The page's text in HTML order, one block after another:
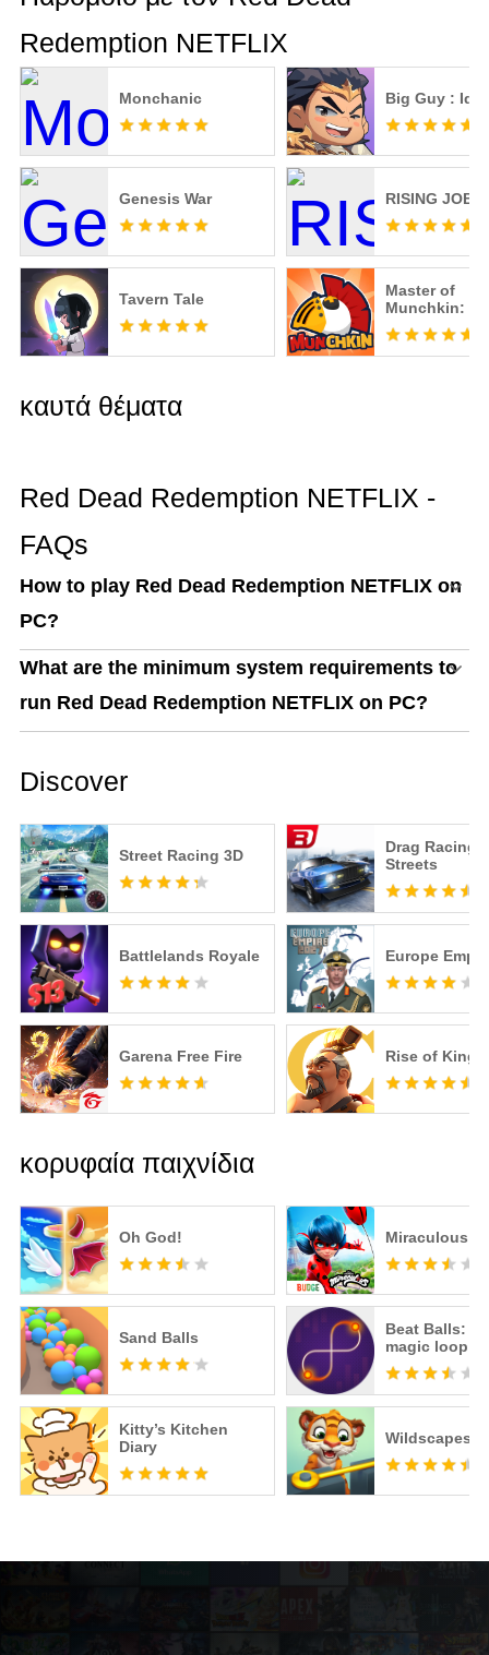
Redemption NETFLIX
Monchanic Big Guy : Idle
Genesis War RISING
Tavern Tale
Master of
Munchkin:
καυτά θέματα
Red Dead Redemption NETFLIX -
FAQs
How to play Red Dead Redemption NETFLIX on
PC?
What are the minimum system requirements to
run Red Dead Redemption NETFLIX on PC?
Discover
Street Racing 3D
Drag Racing:
Streets
Battlelands Royale Europe
Garena Free Fire Rise of
κορυφαία παιχνίδια
Oh God!
Sand Balls
Kitty’s Kitchen
Diary
Miraculous
Beat Balls:
magic loop
Wildscapes